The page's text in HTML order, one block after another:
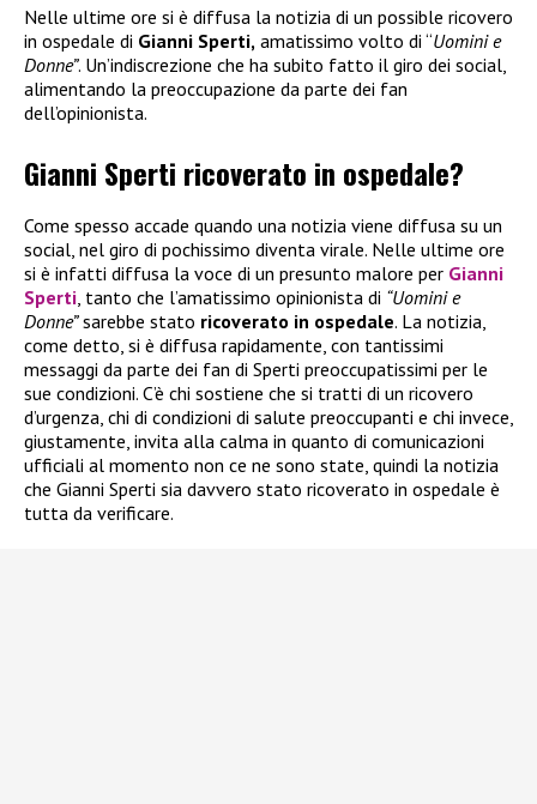
Nelle ultime ore si è diffusa la notizia di un possible ricovero
in ospedale di Gianni Sperti, amatissimo volto di “Uomini e
Donne”. Un’indiscrezione che ha subito fatto il giro dei social,
alimentando la preoccupazione da parte dei fan
dell’opinionista.
Gianni Sperti ricoverato in ospedale?
Come spesso accade quando una notizia viene diffusa su un
social, nel giro di pochissimo diventa virale. Nelle ultime ore
si è infatti diffusa la voce di un presunto malore per Gianni
Sperti, tanto che l’amatissimo opinionista di “Uomini e
Donne”sarebbe stato ricoverato in ospedale. La notizia,
come detto, si è diffusa rapidamente, con tantissimi
messaggi da parte dei fan di Sperti preoccupatissimi per le
sue condizioni. C’è chi sostiene che si tratti di un ricovero
d’urgenza, chi di condizioni di salute preoccupanti e chi invece,
giustamente, invita alla calma in quanto di comunicazioni
ufficiali al momento non ce ne sono state, quindi la notizia
che Gianni Sperti sia davvero stato ricoverato in ospedale è
tutta da verificare.